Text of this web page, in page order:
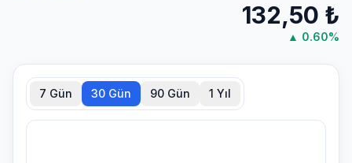
132,50 ₺
▲ 0.60%
7 Gün 30 Gün 90 Gün 1 Yıl